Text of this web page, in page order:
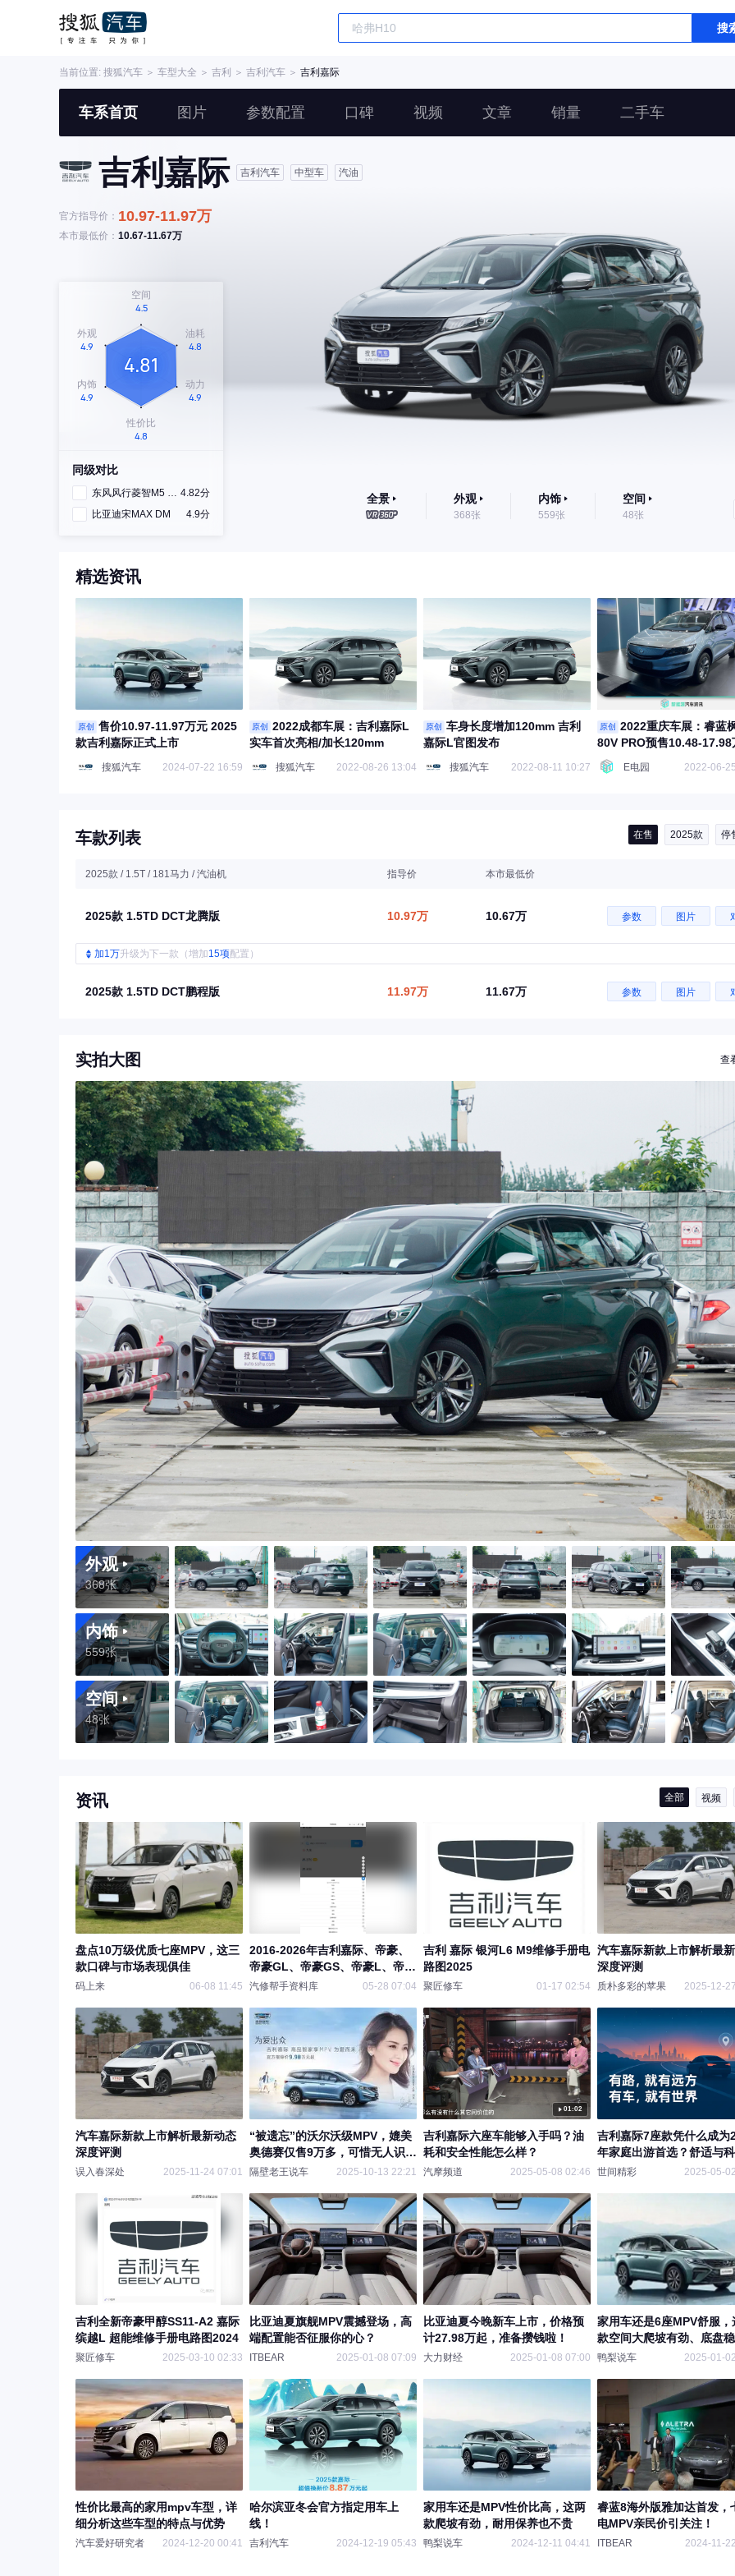
搜
当前位置: 搜狐汽车 ＞ 车型大全 ＞ 吉利 ＞ 吉利汽车 ＞ 吉利嘉际
车系首页 图片 参数配置 口碑 视频 文章 销量 二手车
吉利嘉际 吉利汽车 中型车 汽油
官方指导价： 10.97-11.97万
本市最低价： 10.67-11.67万
同级对比
东风风行菱智M5 EV 4.82分
比亚迪宋MAX DM
4.9分
全景 外观
368张
内饰
559张
空间
48张
精选资讯
原创
售价10.97-11.97万元 2025
款吉利嘉际正式上市
搜狐汽车 2024-07-22 16:59
原创
2022成都车展：吉利嘉际L
实车首次亮相/加长120mm
搜狐汽车 2022-08-26 13:04
原创
车身长度增加120mm 吉利
嘉际L官图发布
搜狐汽车 2022-08-11 10:27
原创
2022重庆车展：睿蓝
80V PRO预售10.48-17.98
E电园 2022-06-
车款列表 在售 2025款 停
2025款 / 1.5T / 181马力 / 汽油机 指导价 本市最低价
2025款 1.5TD DCT龙腾版 10.97万 10.67万 参数 图片
加1万升级为下一款（增加15项配置）
2025款 1.5TD DCT鹏程版 11.97万 11.67万 参数 图片
实拍大图 查
外观
368张
内饰
559张
空间
48张
资讯 全部 视频
盘点10万级优质七座MPV，这三
款口碑与市场表现俱佳
码上来 06-08 11:45
2016-2026年吉利嘉际、帝豪、
帝豪GL、帝豪GS、帝豪L、帝豪
新能源、星愿、星瑞、星瑞新能
汽修帮手资料库 05-28 07:04
吉利 嘉际 银河L6 M9维修手册电
路图2025
聚匠修车 01-17 02:54
汽车嘉际新款上市解析最
深度评测
质朴多彩的苹果 2025-12-
汽车嘉际新款上市解析最新动态
深度评测
误入春深处 2025-11-24 07:01
“被遗忘”的沃尔沃级MPV，媲美
奥德赛仅售9万多，可惜无人识
货！
隔壁老王说车 2025-10-13 22:21
01:02
吉利嘉际六座车能够入手吗？油
耗和安全性能怎么样？
汽摩频道 2025-05-08 02:46
吉利嘉际7座款凭什么成为
年家庭出游首选？舒适与
具！
世间精彩 2025-05-
吉利全新帝豪甲醇SS11-A2 嘉际
缤越L 超能维修手册电路图2024
聚匠修车 2025-03-10 02:33
比亚迪夏旗舰MPV震撼登场，高
端配置能否征服你的心？
ITBEAR 2025-01-08 07:09
比亚迪夏今晚新车上市，价格预
计27.98万起，准备攒钱啦！
大力财经 2025-01-08 07:00
家用车还是6座MPV舒服，
款空间大爬坡有劲、底盘
铁
鸭梨说车 2025-01-
性价比最高的家用mpv车型，详
细分析这些车型的特点与优势
汽车爱好研究者 2024-12-20 00:41
哈尔滨亚冬会官方指定用车上
线！
吉利汽车 2024-12-19 05:43
家用车还是MPV性价比高，这两
款爬坡有劲，耐用保养也不贵
鸭梨说车 2024-12-11 04:41
睿蓝8海外版雅加达首发，
电MPV亲民价引关注！
ITBEAR 2024-11-